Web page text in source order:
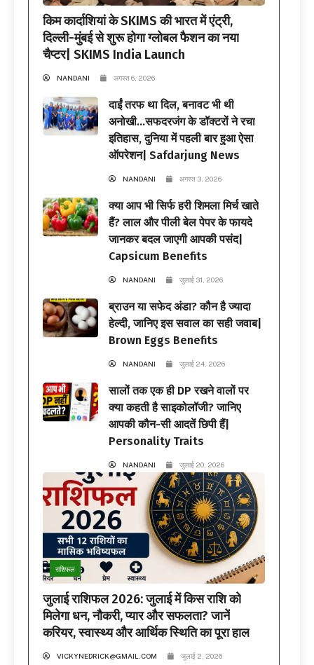
किम कार्दाशियां के SKIMS की भारत में एंट्री,
दिल्ली-मुंबई से शुरू होगा ग्लोबल फैशन का नया
चैप्टर| SKIMS India Launch
NANDANI अगस्त 6, 2026
दाईं तरफ था दिल, बनावट भी थी
अनोखी…सफदरजंग के डॉक्टरों ने रचा
इतिहास, दुनिया में पहली बार हुआ ऐसा
ऑपरेशन| Safdarjung News
NANDANI अगस्त 3, 2026
क्या आप भी सिर्फ हरी शिमला मिर्च खाते
हैं? लाल और पीली बेल पेपर के फायदे
जानकर बदल जाएगी आपकी पसंद|
Capsicum Benefits
NANDANI जुलाई 31, 2026
ब्राउन या सफेद अंडा? कौन है ज्यादा
हेल्दी, जानिए इस सवाल का सही जवाब|
Brown Eggs Benefits
NANDANI जुलाई 24, 2026
सालों तक एक ही DP रखने वालों पर
क्या कहती है साइकोलॉजी? जानिए
आपकी कौन-सी आदतें छिपी हैं|
Personality Traits
NANDANI जुलाई 20, 2026
राशिफल
जुलाई राशिफल 2026: जुलाई में किस राशि को
मिलेगा धन, नौकरी, प्यार और सफलता? जानें
करियर, स्वास्थ्य और आर्थिक स्थिति का पूरा हाल
VICKYNEDRICK@GMAIL.COM जुलाई 2, 2026